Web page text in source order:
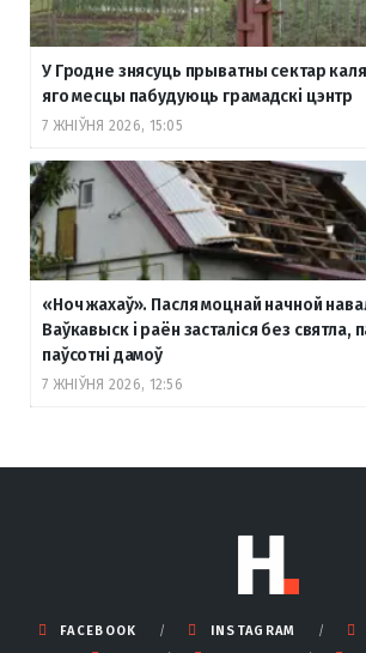
У Гродне знясуць прыватны сектар
яго месцы пабудуюць грамадскі цэнтр
7 ЖНІЎНЯ 2026, 15:05
«Ноч жахаў». Пасля моцнай начной
Ваўкавыск і раён засталіся без
паўсотні дамоў
7 ЖНІЎНЯ 2026, 12:56
FACEBOOK INSTAGRAM